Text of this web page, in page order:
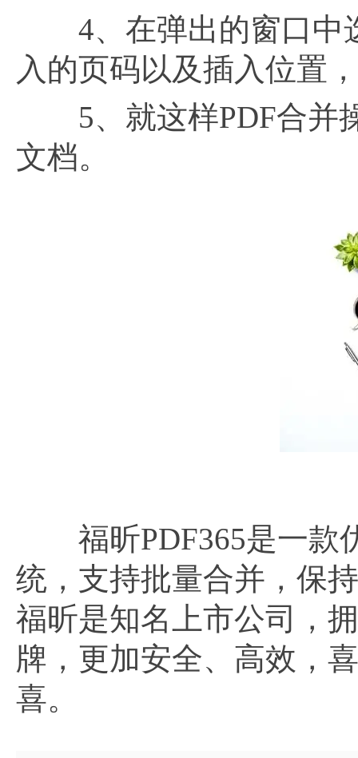
4、在弹出的窗口中
入的页码以及插入位置
5、就这样PDF合并操
文档。
福昕PDF365是一款
统，支持批量合并，保
福昕是知名上市公司，
牌，更加安全、高效，
喜。